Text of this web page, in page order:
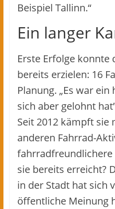
Beispiel Tallinn.“
Ein langer
Erste Erfolge konnte
bereits erzielen: 16
Planung. „Es war
sich aber gelohnt
Seit 2012 kämpft sie
anderen Fahrrad-
fahrradfreundlichere
sie bereits erreicht?
in der Stadt hat sich
öffentliche Meinung